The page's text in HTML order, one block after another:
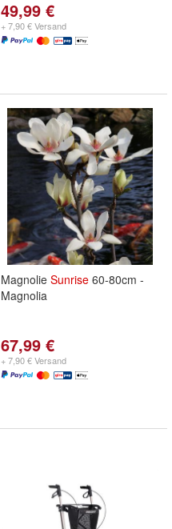
49,99 €
+ 7,90 € Versand
Magnolie Sunrise 60-80cm -
Magnolia
67,99 €
+ 7,90 € Versand